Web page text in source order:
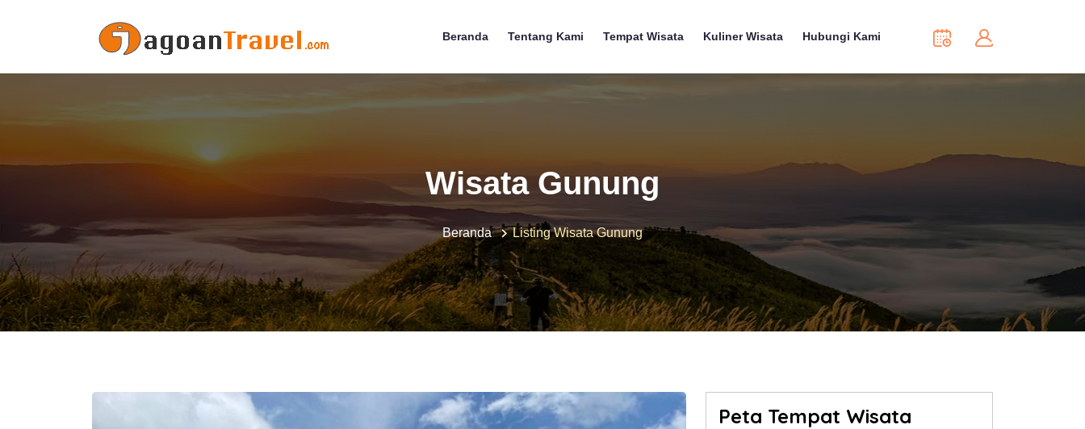
Beranda Tentang Kami Tempat Wisata Kuliner Wisata Hubungi Kami
Wisata Gunung
Beranda Listing Wisata Gunung
Peta Tempat Wisata